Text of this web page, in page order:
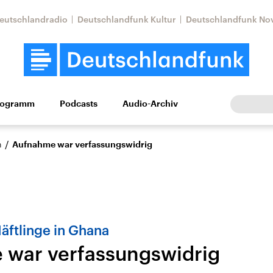
Deutschlandfunk Kultur Deutschlandfunk
Wissen Kultur Europa
Nahostkonflikt
Aktuelle Lage und
Iran
Aktuelle Lage und
Podcasts Audio-Archiv
/ Aufnahme war verfassungswidrig
in Ghana
war verfassungswidrig